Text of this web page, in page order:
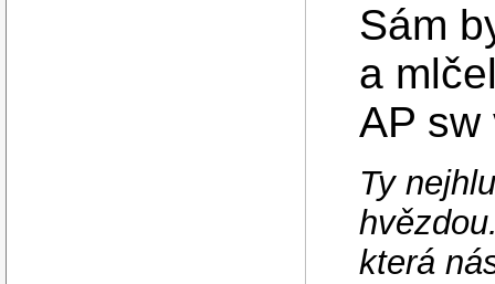
Sám
a
AP sw
Ty
která